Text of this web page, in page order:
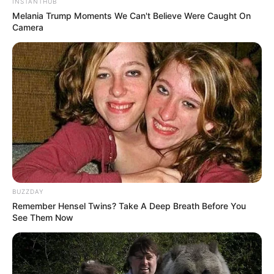
Threads:@husein_hadar
Instagram:
TikTok:@huseinjafar
YouTube:Jeda Nulis
Tinggi, Berat & Penampilan Fisik
Tinggi: – cm
Berat: – kg
Golongan Darah: –
Warna Rambut: Hitam
Warna Mata: Hitam
Warna Kulit: Putih
Ukuran Tubuh: –
INSTANTHUB
Melania Trump Moments We Can't Believe Were Caught On
Camera
BUZZDAY
Remember Hensel Twins? Take A Deep Breath Before You
See Them Now